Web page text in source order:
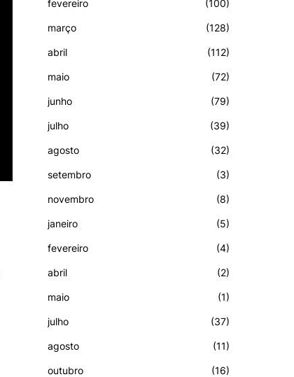
fevereiro (100)
março (128)
abril (112)
maio (72)
junho (79)
julho (39)
agosto (32)
setembro (3)
novembro (8)
janeiro (5)
fevereiro (4)
abril (2)
maio (1)
julho (37)
agosto (11)
outubro (16)